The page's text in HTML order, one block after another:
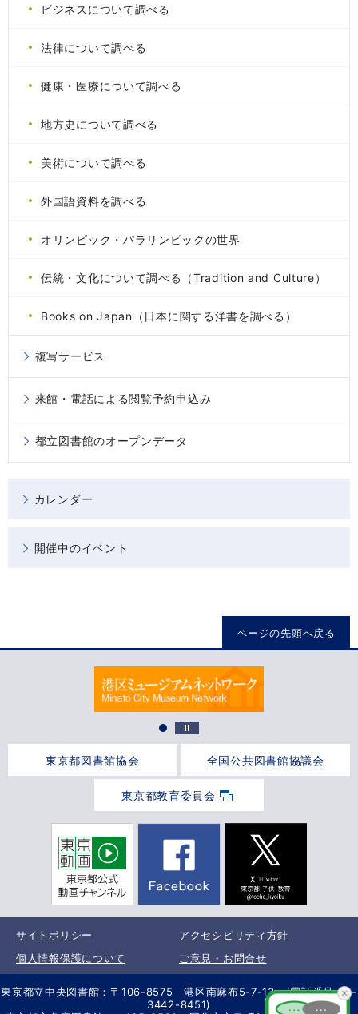
ビジネスについて調べる
法律について調べる
健康・医療について調べる
地方史について調べる
美術について調べる
外国語資料を調べる
オリンピック・パラリンピックの世界
伝統・文化について調べる（Tradition and Culture）
Books on Japan（日本に関する洋書を調べる）
複写サービス
来館・電話による閲覧予約申込み
都立図書館のオープンデータ
カレンダー
開催中のイベント
ページの先頭へ戻る
東京都図書館協会 全国公共図書館協議会
東京都教育委員会
サイトポリシー
アクセシビリティ方針
個人情報保護について
ご意見・お問合せ
東京都立中央図書館：〒106-8575 港区南麻布5-7-13 (電話番号 03-
3442-8451)